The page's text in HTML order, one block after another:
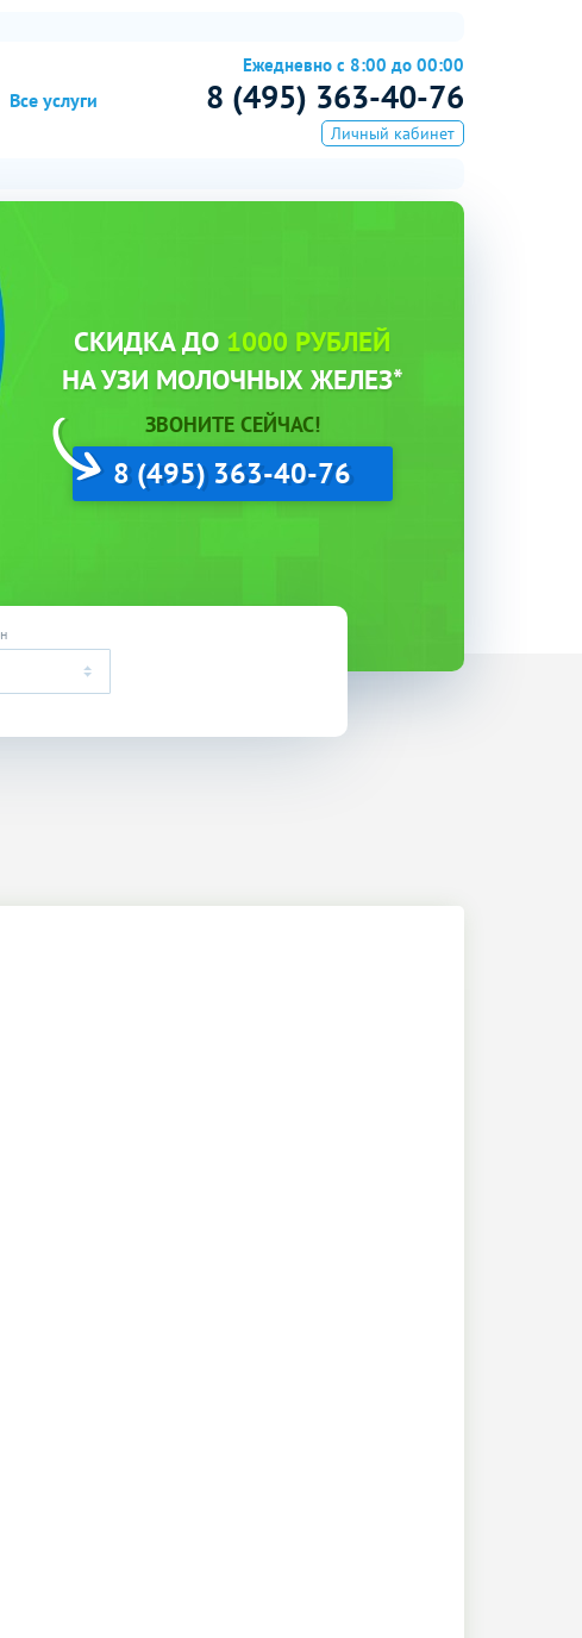
Все услуги
Ежедневно с 8:00 до 00:00
8 (495) 363-40-76
Личный кабинет
СКИДКА ДО 1000 РУБЛЕЙ
НА УЗИ МОЛОЧНЫХ ЖЕЛЕЗ*
ЗВОНИТЕ СЕЙЧАС!
8 (495) 363-40-76